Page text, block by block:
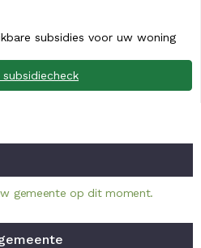
subsidies voor uw woning
gemeente op dit moment.